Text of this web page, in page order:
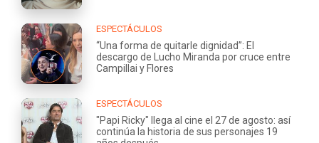
ESPECTÁCULOS
“Una forma de quitarle dignidad”: El
descargo de Lucho Miranda por cruce entre
Campillai y Flores
ESPECTÁCULOS
"Papi Ricky" llega al cine el 27 de agosto: así
continúa la historia de sus personajes 19